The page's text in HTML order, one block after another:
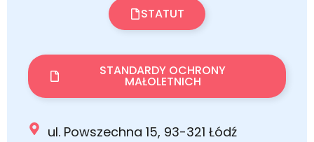
STATUT
STANDARDY OCHRONY
MAŁOLETNICH
ul. Powszechna 15, 93-321 Łódź